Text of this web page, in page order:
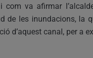
va afirmar
de les inundacions, la
d’aquest canal, per a